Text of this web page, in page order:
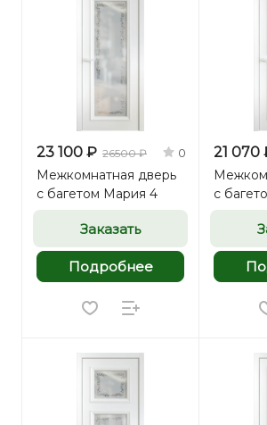
23 100 ₽ 26500 ₽ 0
Межкомнатная дверь
с багетом Мария 4
Заказать
Подробнее
21 070
с